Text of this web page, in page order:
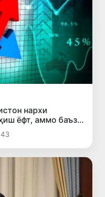
нархи
ёфт, аммо баъзе
шуданд